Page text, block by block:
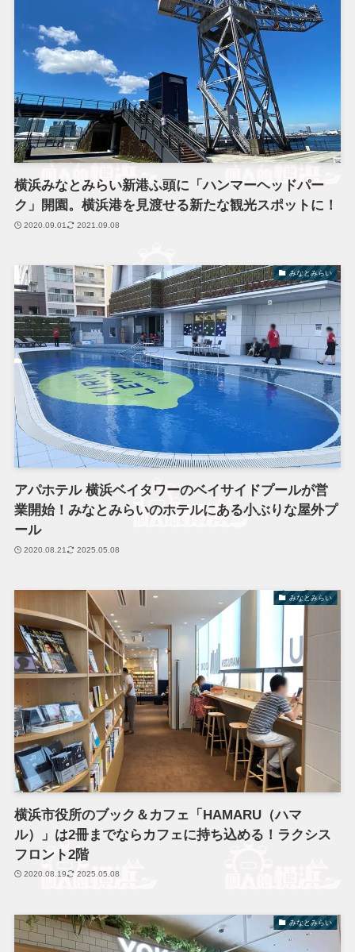
横浜みなとみらい新港ふ頭に「ハンマーヘッドパー
ク」開園。横浜港を見渡せる新たな観光スポットに！
2020.09.01 2021.09.08
みなとみらい
アパホテル 横浜ベイタワーのベイサイドプールが営
業開始！みなとみらいのホテルにある小ぶりな屋外プ
ール
2020.08.21 2025.05.08
みなとみらい
横浜市役所のブック＆カフェ「HAMARU（ハマ
ル）」は2冊までならカフェに持ち込める！ラクシス
フロント2階
2020.08.19 2025.05.08
みなとみらい